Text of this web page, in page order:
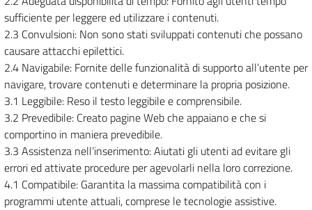
sufficiente per leggere ed utilizzare i contenuti.
2.3 Convulsioni: Non sono stati sviluppati contenuti che possano
causare attacchi epilettici.
2.4 Navigabile: Fornite delle funzionalità di supporto all’utente per
navigare, trovare contenuti e determinare la propria posizione.
3.1 Leggibile: Reso il testo leggibile e comprensibile.
3.2 Prevedibile: Creato pagine Web che appaiano e che si
comportino in maniera prevedibile.
3.3 Assistenza nell’inserimento: Aiutati gli utenti ad evitare gli
errori ed attivate procedure per agevolarli nella loro correzione.
4.1 Compatibile: Garantita la massima compatibilità con i
programmi utente attuali, comprese le tecnologie assistive.